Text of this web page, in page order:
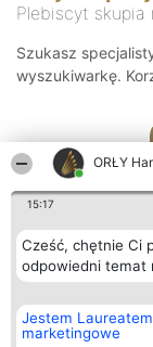
ORŁY
15:17
Cześć, chętnie Ci
odpowiedni temat
Jestem
marketingowe
Plebiscyt skupia
Szukasz
wyszukiwarkę.
Organizator
Bright Side Solutions sp. z
o. sp. k.